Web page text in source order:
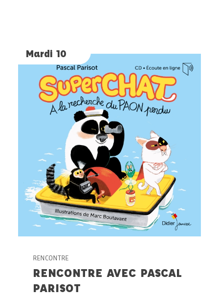
Mardi 10
RENCONTRE
RENCONTRE AVEC PASCAL
PARISOT